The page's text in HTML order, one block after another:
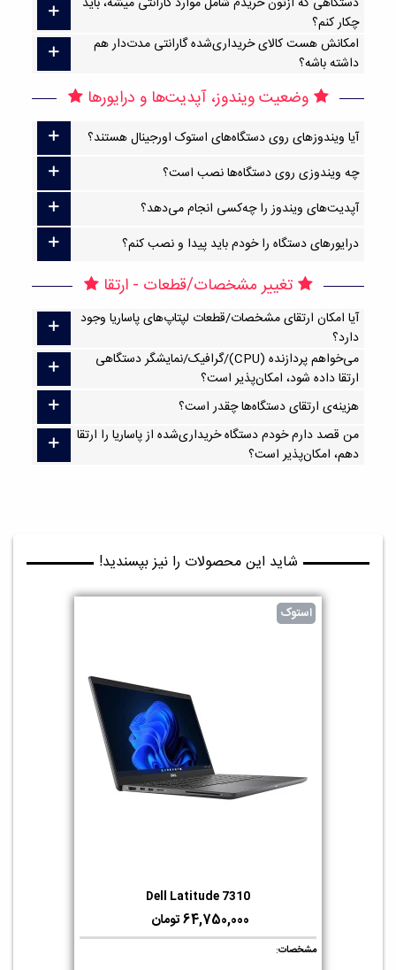
چکار کنم؟
امکانش هست کالای خریداری‌شده گارانتی مدت‌دار هم
داشته باشه؟
وضعیت ویندوز، آپدیت‌ها و درایورها
آیا ویندوزهای روی دستگاه‌های استوک اورجینال هستند؟
چه ویندوزی روی دستگاه‌ها نصب است؟
آپدیت‌های ویندوز را چه‌کسی انجام می‌دهد؟
درایورهای دستگاه را خودم باید پیدا و نصب کنم؟
تغییر مشخصات/قطعات - ارتقا
آیا امکان ارتقا‌ی مشخصات/قطعات لپتاپ‌های پاساریا وجود
دارد؟
می‌خواهم پردازنده (CPU)/گرافیک/نمایشگر دستگاهی
ارتقا داده شود، امکان‌پذیر است؟
هزینه‌ی ارتقای دستگاه‌ها چقدر است؟
من قصد دارم خودم دستگاه خریداری‌شده از پاساریا را ارتقا
دهم، امکان‌پذیر است؟
شاید این محصولات را نیز بپسندید!
استوک
Dell Latitude 7310
64,750,000 تومان
مشخصات: